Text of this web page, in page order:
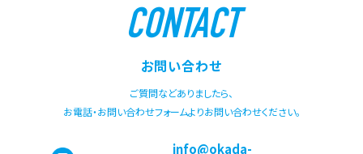
CONTACT
お問い合わせ
ご質問などありましたら、
お電話・お問い合わせフォームよりお問い合わせください。
info@okada-